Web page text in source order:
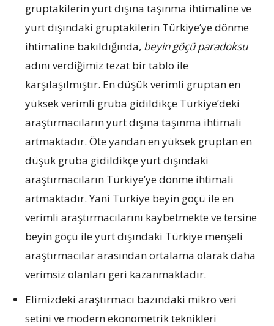
gruptakilerin yurt dışına taşınma ihtimaline ve
yurt dışındaki gruptakilerin Türkiye’ye dönme
ihtimaline bakıldığında, beyin göçü paradoksu
adını verdiğimiz tezat bir tablo ile
karşılaşılmıştır. En düşük verimli gruptan en
yüksek verimli gruba gidildikçe Türkiye’deki
araştırmacıların yurt dışına taşınma ihtimali
artmaktadır. Öte yandan en yüksek gruptan en
düşük gruba gidildikçe yurt dışındaki
araştırmacıların Türkiye’ye dönme ihtimali
artmaktadır. Yani Türkiye beyin göçü ile en
verimli araştırmacılarını kaybetmekte ve tersine
beyin göçü ile yurt dışındaki Türkiye menşeli
araştırmacılar arasından ortalama olarak daha
verimsiz olanları geri kazanmaktadır.
Elimizdeki araştırmacı bazındaki mikro veri
setini ve modern ekonometrik teknikleri